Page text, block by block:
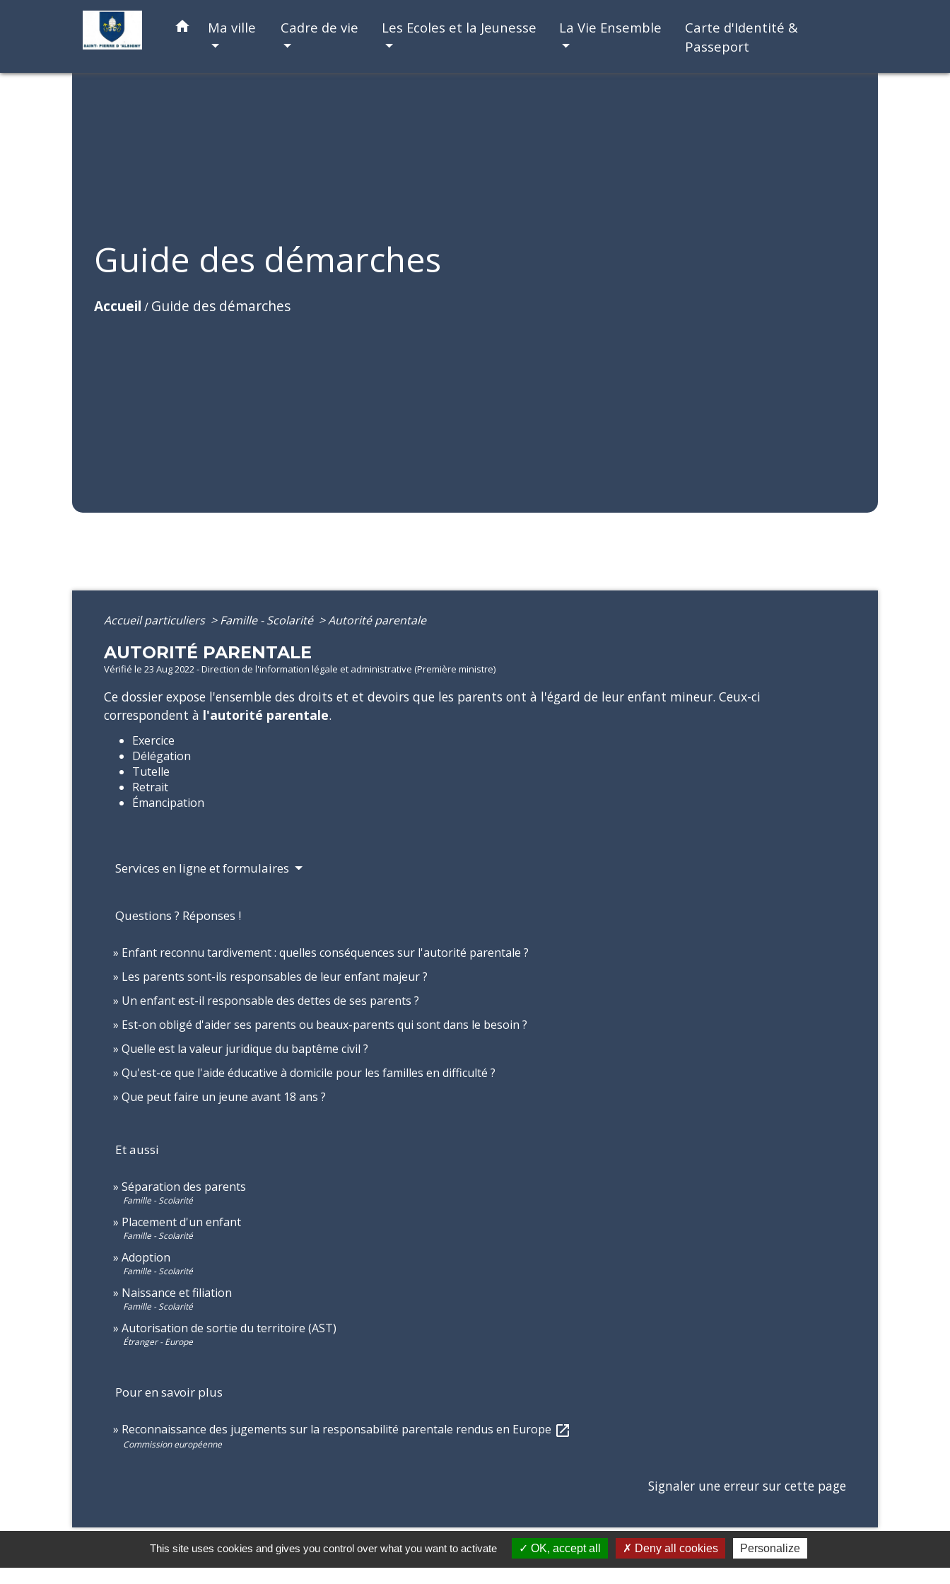
home Ma ville Cadre de vie Les Ecoles et la Jeunesse La Vie Ensemble
Carte d'Identité &
Passeport
Guide des démarches
Accueil / Guide des démarches
Accueil particuliers > Famille - Scolarité >Autorité parentale
AUTORITÉ PARENTALE
Vérifié le 23 Aug 2022 - Direction de l'information légale et administrative (Première ministre)
Ce dossier expose l'ensemble des droits et et devoirs que les parents ont à l'égard de leur enfant mineur. Ceux-ci
correspondent à l'autorité parentale.
Exercice
Délégation
Tutelle
Retrait
Émancipation
Services en ligne et formulaires
Questions ? Réponses !
Enfant reconnu tardivement : quelles conséquences sur l'autorité parentale ?
Les parents sont-ils responsables de leur enfant majeur ?
Un enfant est-il responsable des dettes de ses parents ?
Est-on obligé d'aider ses parents ou beaux-parents qui sont dans le besoin ?
Quelle est la valeur juridique du baptême civil ?
Qu'est-ce que l'aide éducative à domicile pour les familles en difficulté ?
Que peut faire un jeune avant 18 ans ?
Et aussi
Séparation des parents
Famille - Scolarité
Placement d'un enfant
Famille - Scolarité
Adoption
Famille - Scolarité
Naissance et filiation
Famille - Scolarité
Autorisation de sortie du territoire (AST)
Étranger - Europe
Pour en savoir plus
Reconnaissance des jugements sur la responsabilité parentale rendus en Europe open_in_new
Commission européenne
Signaler une erreur sur cette page
This site uses cookies and gives you control over what you want to activate OK, accept all Deny all cookies Personalize